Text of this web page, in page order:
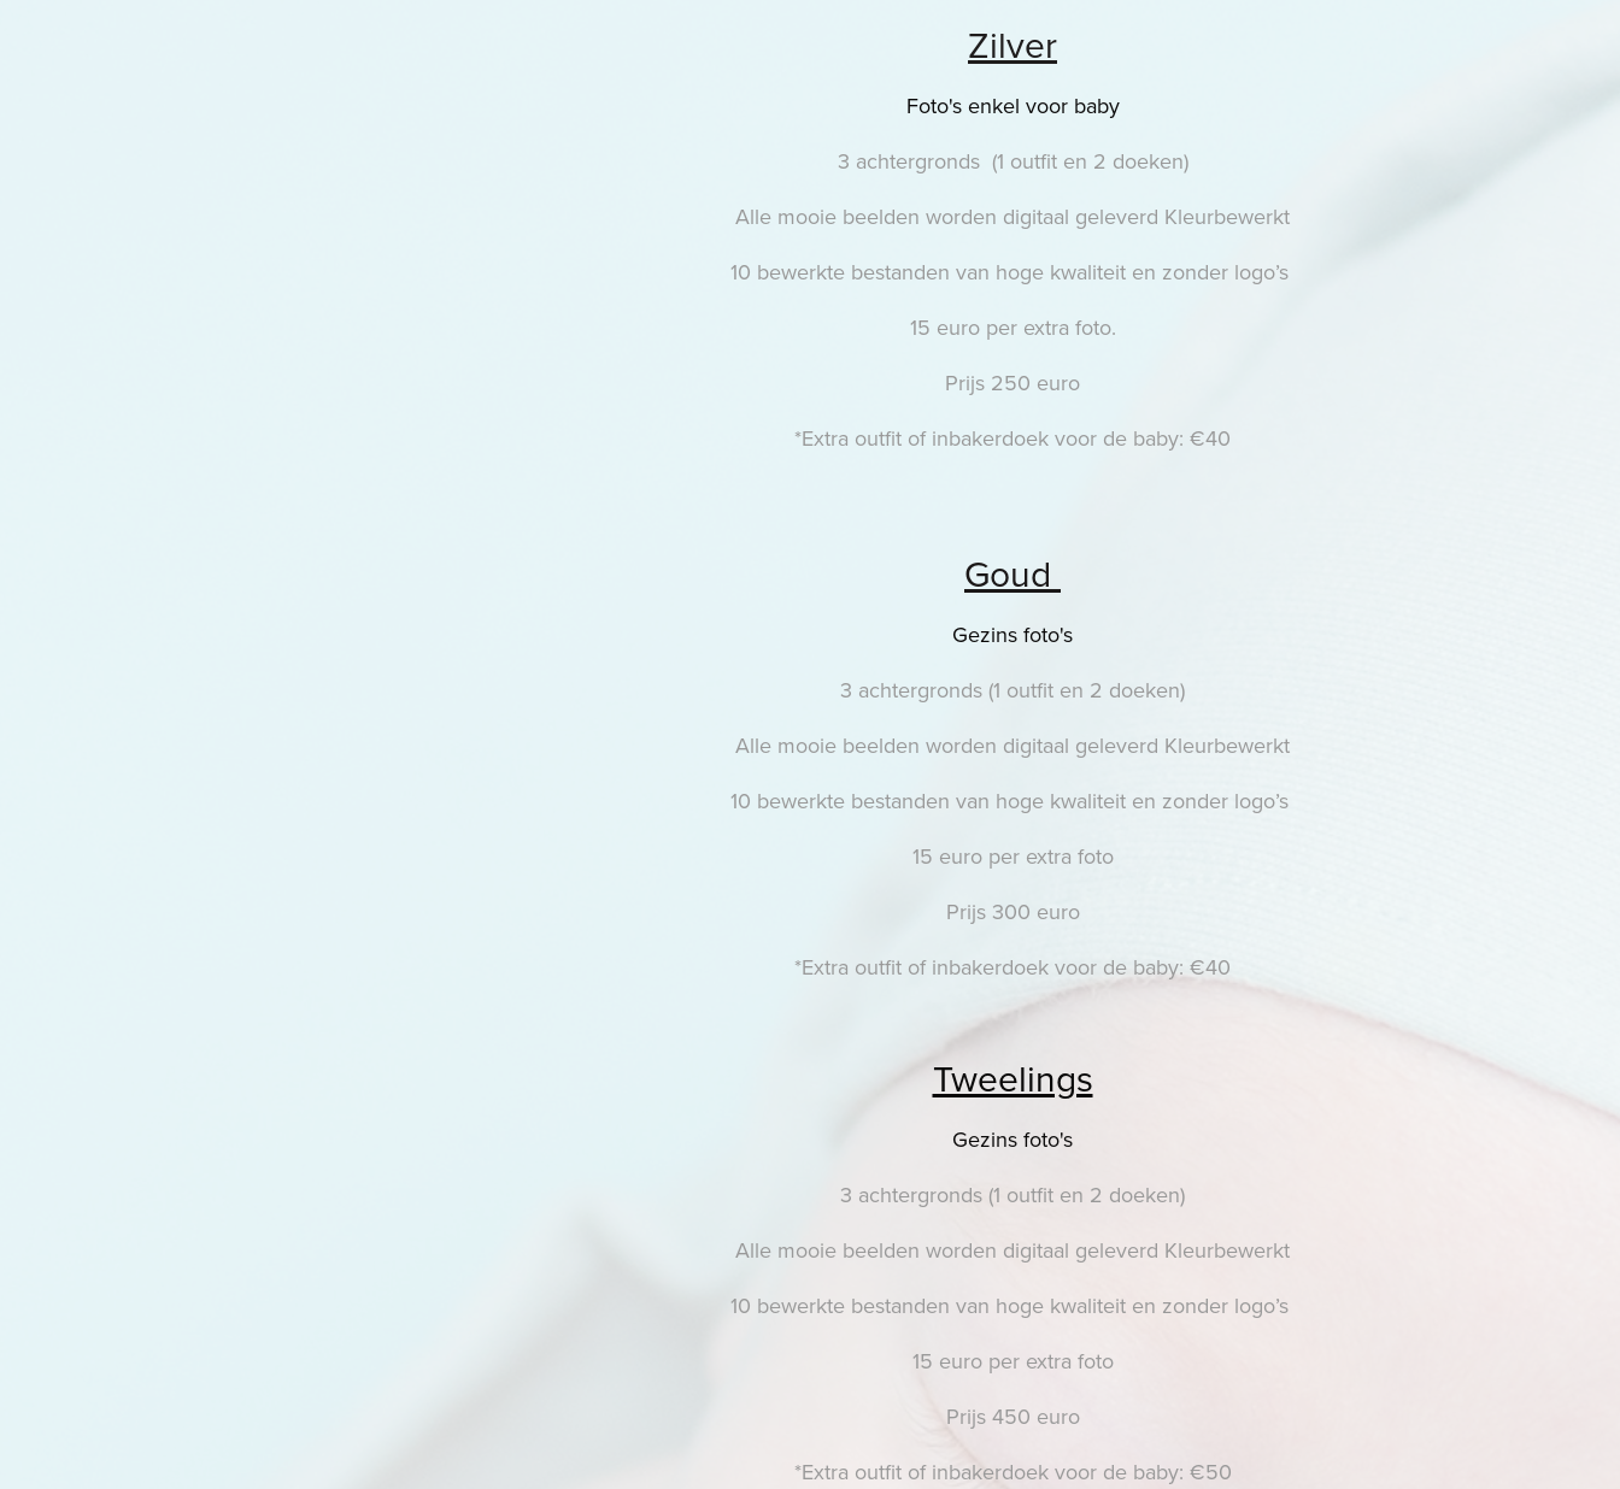
Zilver
Foto's enkel voor baby
3 achtergronds (1 outfit en 2 doeken)
Alle mooie beelden worden digitaal geleverd Kleurbewerkt
10 bewerkte bestanden van hoge kwaliteit en zonder logo’s
15 euro per extra foto.
Prijs 250 euro
*Extra outfit of inbakerdoek voor de baby: €40
Goud
Gezins foto's
3 achtergronds (1 outfit en 2 doeken)
Alle mooie beelden worden digitaal geleverd Kleurbewerkt
10 bewerkte bestanden van hoge kwaliteit en zonder logo’s
15 euro per extra foto
Prijs 300 euro
*Extra outfit of inbakerdoek voor de baby: €40
Tweelings
Gezins foto's
3 achtergronds (1 outfit en 2 doeken)
Alle mooie beelden worden digitaal geleverd Kleurbewerkt
10 bewerkte bestanden van hoge kwaliteit en zonder logo’s
15 euro per extra foto
Prijs 450 euro
*Extra outfit of inbakerdoek voor de baby: €50